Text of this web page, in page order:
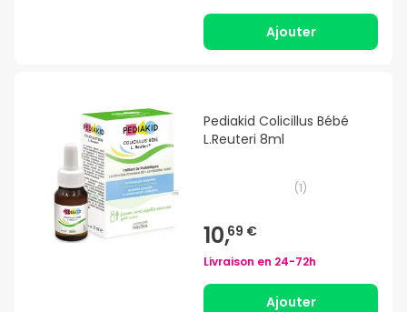
Ajouter
Pediakid Colicillus Bébé
L.Reuteri 8ml
(1)
10,69 €
Livraison en 24-72h
Ajouter